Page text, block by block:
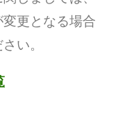
更となる場合
い。